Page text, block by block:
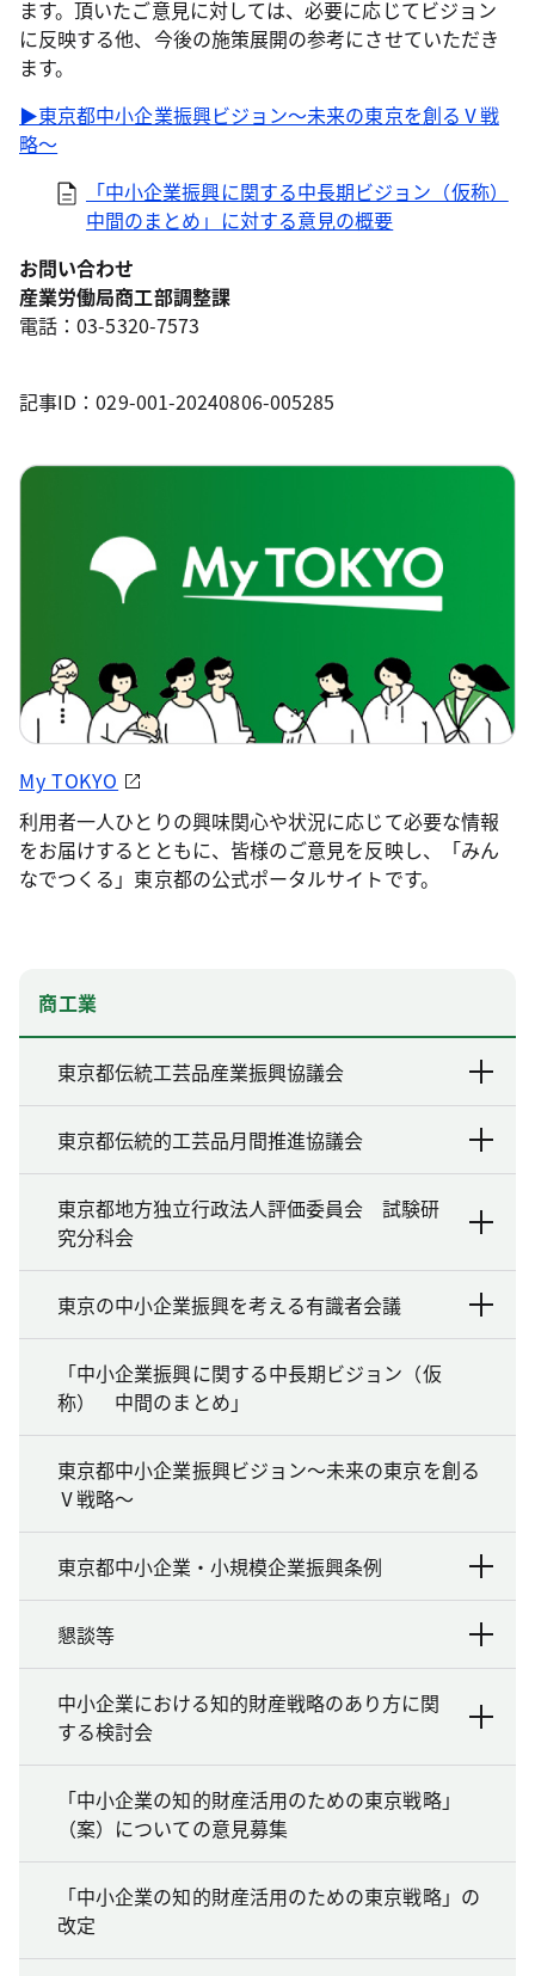
ます。頂いたご意見に対しては、必要に応じてビジョン
に反映する他、今後の施策展開の参考にさせていただき
ます。
▶東京都中小企業振興ビジョン～未来の東京を創るⅤ戦
略～
「中小企業振興に関する中長期ビジョン（仮称）
中間のまとめ」に対する意見の概要
お問い合わせ
産業労働局商工部調整課
電話：03-5320-7573
記事ID：029-001-20240806-005285
My TOKYO
利用者一人ひとりの興味関心や状況に応じて必要な情報
をお届けするとともに、皆様のご意見を反映し、「みん
なでつくる」東京都の公式ポータルサイトです。
商工業
東京都伝統工芸品産業振興協議会
東京都伝統的工芸品月間推進協議会
東京都地方独立行政法人評価委員会 試験研
究分科会
東京の中小企業振興を考える有識者会議
「中小企業振興に関する中長期ビジョン（仮
称） 中間のまとめ」
東京都中小企業振興ビジョン～未来の東京を創る
Ⅴ戦略～
東京都中小企業・小規模企業振興条例
懇談等
中小企業における知的財産戦略のあり方に関
する検討会
「中小企業の知的財産活用のための東京戦略」
（案）についての意見募集
「中小企業の知的財産活用のための東京戦略」の
改定